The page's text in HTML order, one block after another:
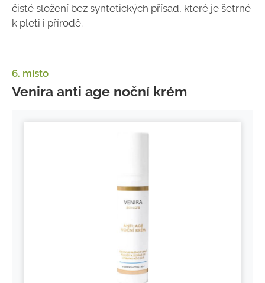
čisté složení bez syntetických přísad, které je šetrné
k pleti i přírodě.
6. místo
Venira anti age noční krém